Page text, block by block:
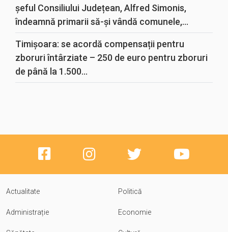
șeful Consiliului Județean, Alfred Simonis,
îndeamnă primarii să-și vândă comunele,...
Timișoara: se acordă compensații pentru
zboruri întârziate – 250 de euro pentru zboruri
de până la 1.500...
Actualitate Politică
Administrație Economie